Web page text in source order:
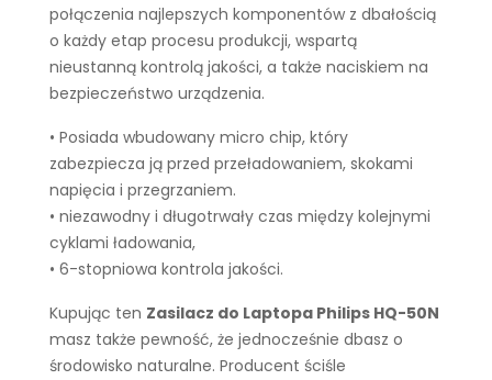
połączenia najlepszych komponentów z dbałością
o każdy etap procesu produkcji, wspartą
nieustanną kontrolą jakości, a także naciskiem na
bezpieczeństwo urządzenia.
• Posiada wbudowany micro chip, który
zabezpiecza ją przed przeładowaniem, skokami
napięcia i przegrzaniem.
• niezawodny i długotrwały czas między kolejnymi
cyklami ładowania,
• 6-stopniowa kontrola jakości.
Kupując ten Zasilacz do Laptopa Philips HQ-50N
masz także pewność, że jednocześnie dbasz o
środowisko naturalne. Producent ściśle